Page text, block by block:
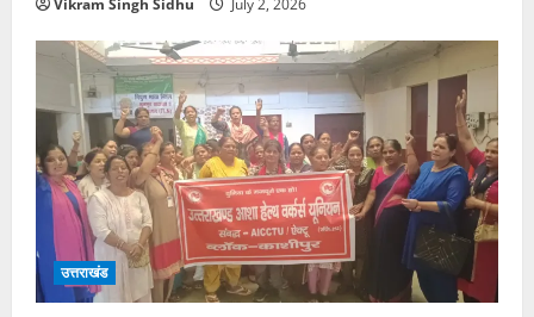
Vikram Singh Sidhu July 2, 2026
उत्तराखंड